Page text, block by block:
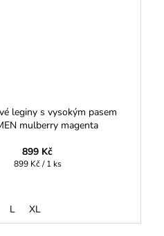
leginy s vysokým pasem
mulberry magenta
899 Kč
Měrná
899 Kč / 1 ks
L XL